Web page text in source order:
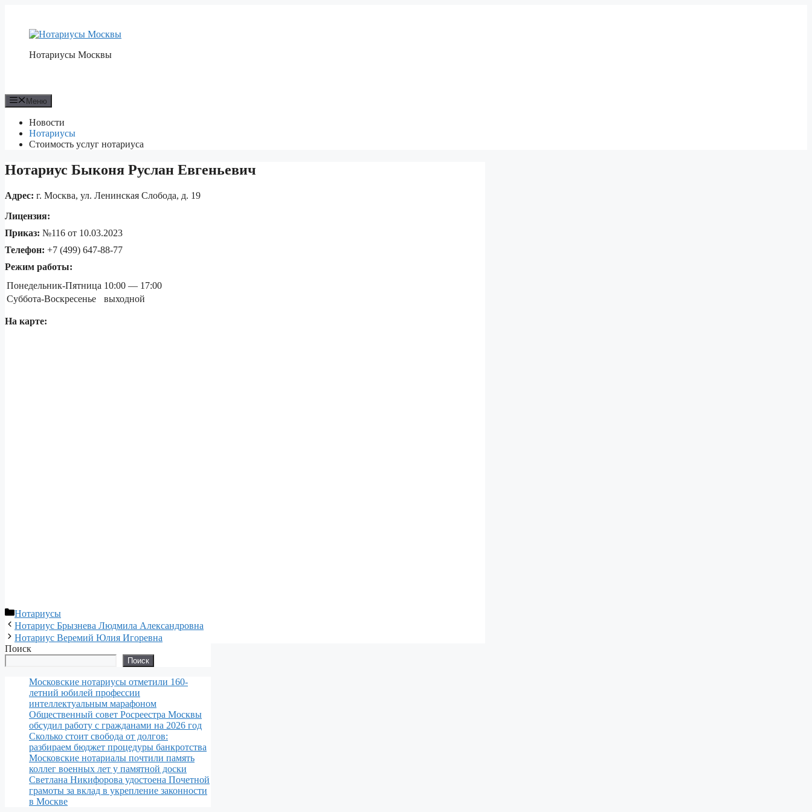
содержимому
Нотариусы Москвы
Меню
Новости
Нотариусы
Стоимость услуг нотариуса
Нотариус Быконя Руслан Евгеньевич
Адрес: г. Москва, ул. Ленинская Слобода, д. 19
Лицензия:
Приказ: №116 от 10.03.2023
Телефон: +7 (499) 647-88-77
Режим работы:
Понедельник-Пятница 10:00 — 17:00
Суббота-Воскресенье
выходной
На карте:
Рубрики
Нотариусы
Нотариус Брызнева Людмила Александровна
Нотариус Веремий Юлия Игоревна
Поиск
Поиск
Московские нотариусы отметили 160-
летний юбилей профессии
интеллектуальным марафоном
Общественный совет Росреестра Москвы
обсудил работу с гражданами на 2026 год
Сколько стоит свобода от долгов:
разбираем бюджет процедуры банкротства
Московские нотариалы почтили память
коллег военных лет у памятной доски
Светлана Никифорова удостоена Почетной
грамоты за вклад в укрепление законности
в Москве